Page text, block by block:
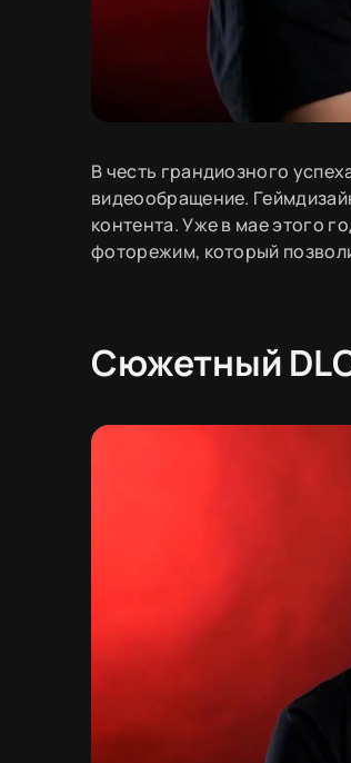
В честь грандиозного
видеообращение.
контента. Уже в мае этого
фоторежим, который
Сюжетный